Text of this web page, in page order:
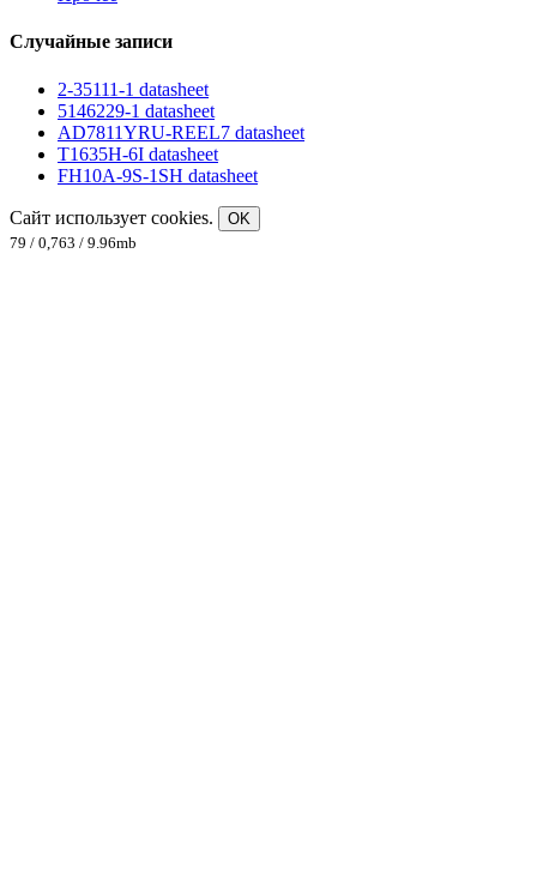
Случайные записи
2-35111-1 datasheet
5146229-1 datasheet
AD7811YRU-REEL7 datasheet
T1635H-6I datasheet
FH10A-9S-1SH datasheet
Сайт использует cookies.
OK
79 / 0,763 / 9.96mb